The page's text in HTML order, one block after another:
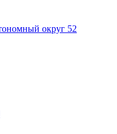
округ 52